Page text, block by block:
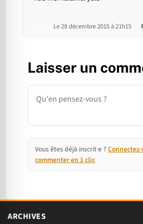
Le 28 décembre 2015 à 21h15
Laisser un
Commentaire
Vous êtes déjà inscrit·e ?
commenter en 1 clic
ARCHIVES